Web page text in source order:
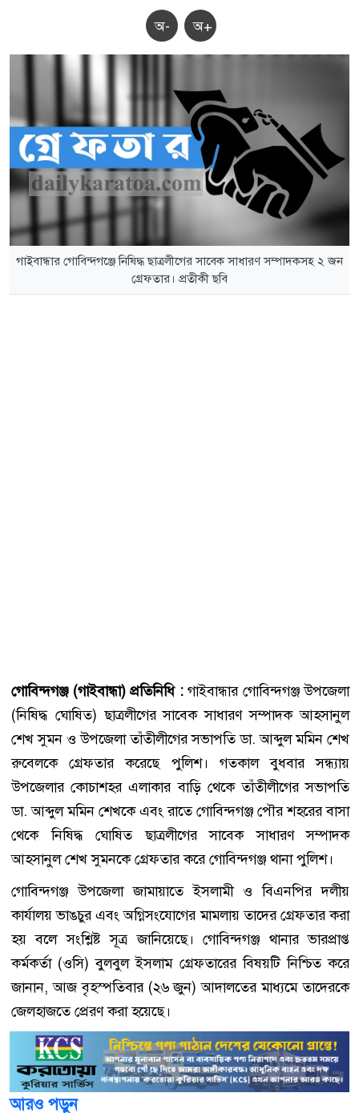
অ- অ+
গাইবান্ধার গোবিন্দগঞ্জে নিষিদ্ধ ছাত্রলীগের সাবেক সাধারণ সম্পাদকসহ ২ জন
গ্রেফতার। প্রতীকী ছবি
গোবিন্দগঞ্জ (গাইবান্ধা) প্রতিনিধি :গাইবান্ধার গোবিন্দগঞ্জ উপজেলা
(নিষিদ্ধ ঘোষিত) ছাত্রলীগের সাবেক সাধারণ সম্পাদক আহসানুল
শেখ সুমন ও উপজেলা তাঁতীলীগের সভাপতি ডা. আব্দুল মমিন শেখ
রুবেলকে গ্রেফতার করেছে পুলিশ। গতকাল বুধবার সন্ধ্যায়
উপজেলার কোচাশহর এলাকার বাড়ি থেকে তাঁতীলীগের সভাপতি
ডা. আব্দুল মমিন শেখকে এবং রাতে গোবিন্দগঞ্জ পৌর শহরের বাসা
থেকে নিষিদ্ধ ঘোষিত ছাত্রলীগের সাবেক সাধারণ সম্পাদক
আহসানুল শেখ সুমনকে গ্রেফতার করে গোবিন্দগঞ্জ থানা পুলিশ।
গোবিন্দগঞ্জ উপজেলা জামায়াতে ইসলামী ও বিএনপির দলীয়
কার্যালয় ভাঙচুর এবং অগ্নিসংযোগের মামলায় তাদের গ্রেফতার করা
হয় বলে সংশ্লিষ্ট সূত্র জানিয়েছে। গোবিন্দগঞ্জ থানার ভারপ্রাপ্ত
কর্মকর্তা (ওসি) বুলবুল ইসলাম গ্রেফতারের বিষয়টি নিশ্চিত করে
জানান, আজ বৃহস্পতিবার (২৬ জুন) আদালতের মাধ্যমে তাদেরকে
জেলহাজতে প্রেরণ করা হয়েছে।
আরও পড়ুন